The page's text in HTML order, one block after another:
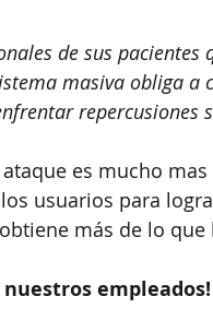
de sus
masiva obliga a
es mucho
usuarios para
más de lo que
empleados!